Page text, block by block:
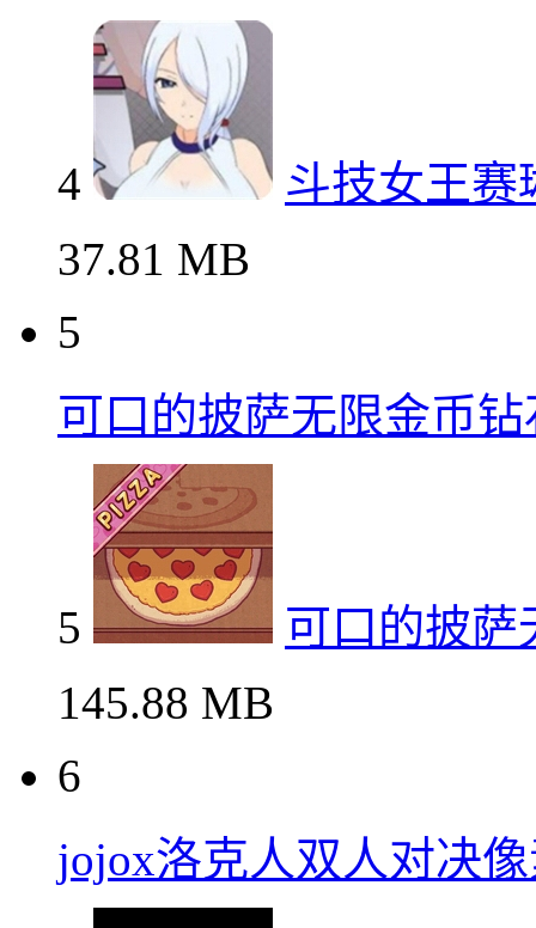
4
斗技女王赛
37.81 MB
5
可口的披萨无限金币
5
可口的披萨
145.88 MB
6
jojox洛克人双人对决